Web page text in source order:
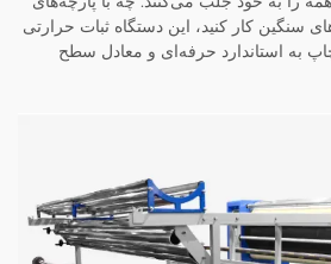
سنگین کار کنید، این دستگاه ثبات حرارتی
به استاندارد حرفه‌ای و معادل سطح